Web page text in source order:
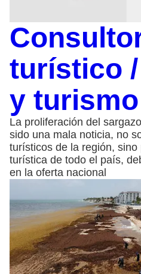
turístico
y turismo
La proliferación del
sido una mala noticia, no
turísticos de la región,
turística de todo el país,
en la oferta nacional